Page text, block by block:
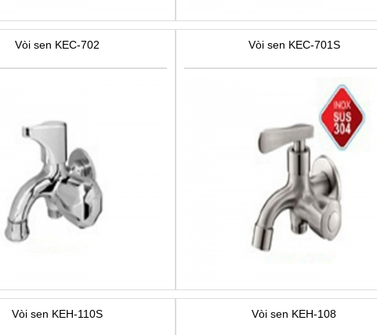
Vòi sen KEC-702 Vòi sen KEC-701S
Vòi sen KEH-110S Vòi sen KEH-108